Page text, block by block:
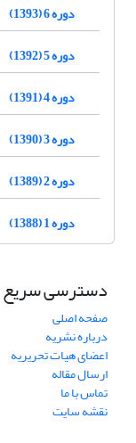
دوره 6 (1393)
دوره 5 (1392)
دوره 4 (1391)
دوره 3 (1390)
دوره 2 (1389)
دوره 1 (1388)
دسترسی سریع
صفحه اصلی
درباره نشریه
اعضای هیات تحریریه
ارسال مقاله
تماس با ما
نقشه سایت